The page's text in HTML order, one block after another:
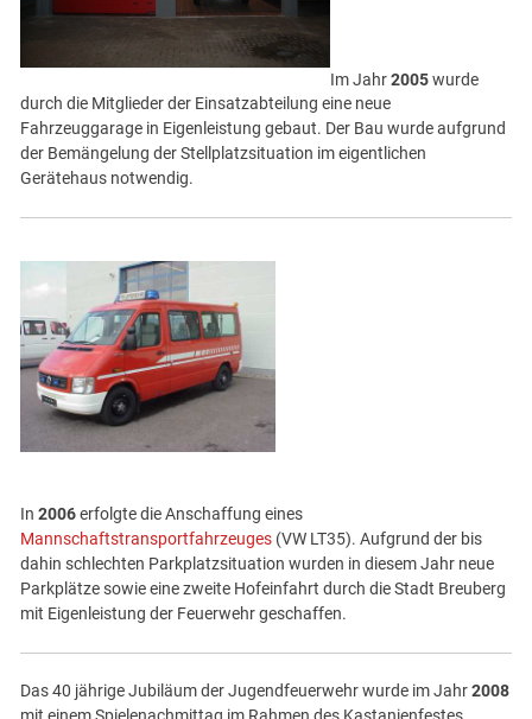
Im Jahr2005wurde
durch die Mitglieder der Einsatzabteilung eine neue
Fahrzeuggarage in Eigenleistung gebaut. Der Bau wurde aufgrund
der Bemängelung der Stellplatzsituation im eigentlichen
Gerätehaus notwendig.
In2006erfolgte die Anschaffung eines
Mannschaftstransportfahrzeuges (VW LT35). Aufgrund der bis
dahin schlechten Parkplatzsituation wurden in diesem Jahr neue
Parkplätze sowie eine zweite Hofeinfahrt durch die Stadt Breuberg
mit Eigenleistung der Feuerwehr geschaffen.
Das 40 jährige Jubiläum der Jugendfeuerwehr wurde im Jahr2008